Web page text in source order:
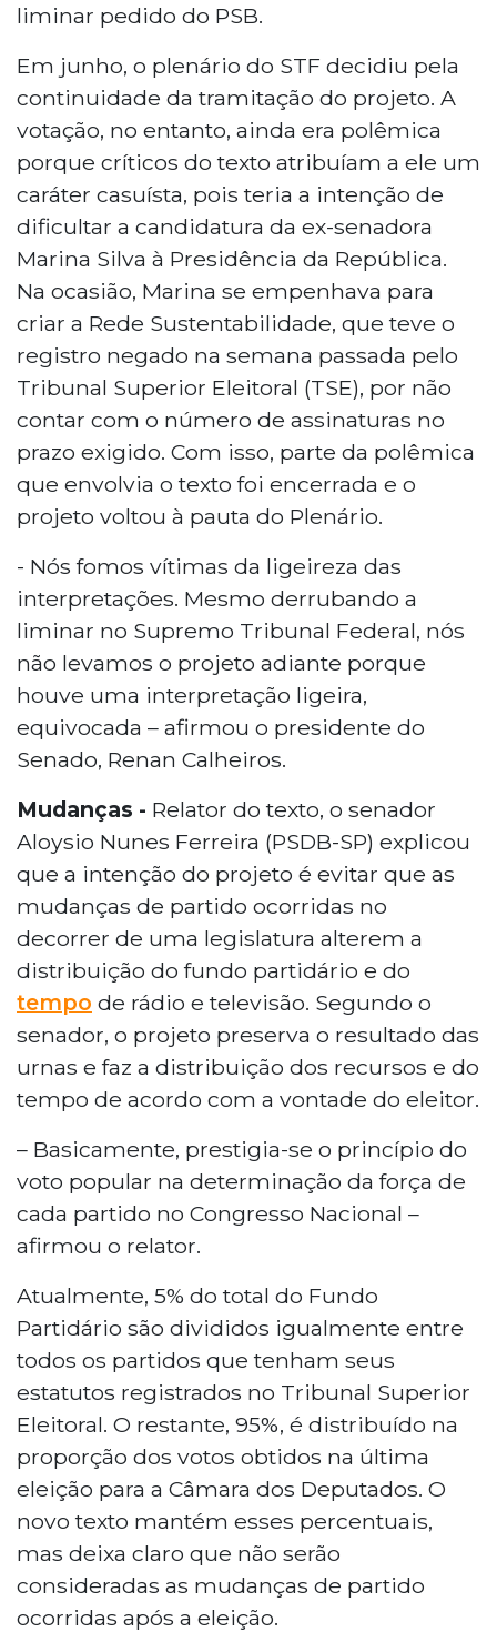
liminar pedido do PSB.
Em junho, o plenário do STF decidiu pela
continuidade da tramitação do projeto. A
votação, no entanto, ainda era polêmica
porque críticos do texto atribuíam a ele um
caráter casuísta, pois teria a intenção de
dificultar a candidatura da ex-senadora
Marina Silva à Presidência da República.
Na ocasião, Marina se empenhava para
criar a Rede Sustentabilidade, que teve o
registro negado na semana passada pelo
Tribunal Superior Eleitoral (TSE), por não
contar com o número de assinaturas no
prazo exigido. Com isso, parte da polêmica
que envolvia o texto foi encerrada e o
projeto voltou à pauta do Plenário.
- Nós fomos vítimas da ligeireza das
interpretações. Mesmo derrubando a
liminar no Supremo Tribunal Federal, nós
não levamos o projeto adiante porque
houve uma interpretação ligeira,
equivocada – afirmou o presidente do
Senado, Renan Calheiros.
Mudanças - Relator do texto, o senador
Aloysio Nunes Ferreira (PSDB-SP) explicou
que a intenção do projeto é evitar que as
mudanças de partido ocorridas no
decorrer de uma legislatura alterem a
distribuição do fundo partidário e do
tempo de rádio e televisão. Segundo o
senador, o projeto preserva o resultado das
urnas e faz a distribuição dos recursos e do
tempo de acordo com a vontade do eleitor.
– Basicamente, prestigia-se o princípio do
voto popular na determinação da força de
cada partido no Congresso Nacional –
afirmou o relator.
Atualmente, 5% do total do Fundo
Partidário são divididos igualmente entre
todos os partidos que tenham seus
estatutos registrados no Tribunal Superior
Eleitoral. O restante, 95%, é distribuído na
proporção dos votos obtidos na última
eleição para a Câmara dos Deputados. O
novo texto mantém esses percentuais,
mas deixa claro que não serão
consideradas as mudanças de partido
ocorridas após a eleição.